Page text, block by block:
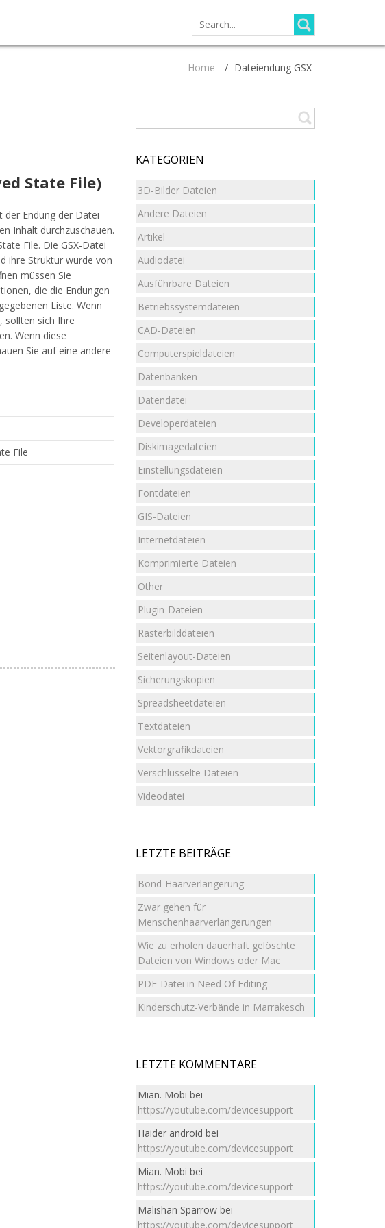
SEARCH
FOR:
Home / Dateiendung GSX
State File)
der Endung der Datei
Inhalt durchzuschauen.
File. Die GSX-Datei
ihre Struktur wurde von
müssen Sie
die die Endungen
Liste. Wenn
sollten sich Ihre
Wenn diese
Sie auf eine andere
File
KATEGORIEN
3D-Bilder Dateien
Andere Dateien
Artikel
Audiodatei
Ausführbare Dateien
Betriebssystemdateien
CAD-Dateien
Computerspieldateien
Datenbanken
Datendatei
Developerdateien
Diskimagedateien
Einstellungsdateien
Fontdateien
GIS-Dateien
Internetdateien
Komprimierte Dateien
Other
Plugin-Dateien
Rasterbilddateien
Seitenlayout-Dateien
Sicherungskopien
Spreadsheetdateien
Textdateien
Vektorgrafikdateien
Verschlüsselte Dateien
Videodatei
LETZTE BEITRÄGE
Bond-Haarverlängerung
Zwar gehen für
Menschenhaarverlängerungen
Wie zu erholen dauerhaft gelöschte
Dateien von Windows oder Mac
PDF-Datei in Need Of Editing
Kinderschutz-Verbände in Marrakesch
LETZTE KOMMENTARE
Mian. Mobi bei
https://youtube.com/devicesupport
Haider android bei
https://youtube.com/devicesupport
Mian. Mobi bei
https://youtube.com/devicesupport
Malishan Sparrow bei
https://youtube.com/devicesupport